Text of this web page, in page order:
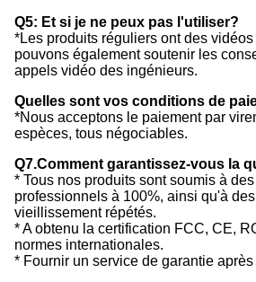
Q5: Et si je ne peux pas l'utiliser?
*Les produits réguliers ont des
pouvons également soutenir les
appels vidéo des ingénieurs.
Quelles sont vos conditions de
*Nous acceptons le paiement par
espèces, tous négociables.
Q7.Comment garantissez-vous la
* Tous nos produits sont soumis à
professionnels à 100%, ainsi qu'à
vieillissement répétés.
* A obtenu la certification FCC, CE,
normes internationales.
* Fournir un service de garantie